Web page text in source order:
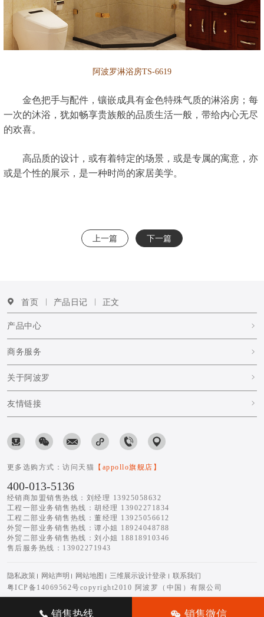
阿波罗淋浴房TS-6619
金色把手与配件，镶嵌成具有金色特殊气质的淋浴房；每
一次的沐浴，犹如畅享贵族般的品质生活一般，带给内心无尽
的欢喜。
高品质的设计，或有着特定的场景，或是专属的寓意，亦
或是个性的展示，是一种时尚的家居美学。
上一篇 下一篇
首页 产品日记 正文
产品中心
商务服务
关于阿波罗
友情链接
更多选购方式：访问天猫 【appollo旗舰店】
400-013-5136
经销商加盟销售热线：刘经理 13925058632
工程一部业务销售热线：胡经理 13902271834
工程二部业务销售热线：董经理 13925056612
外贸一部业务销售热线：谭小姐 18924048788
外贸二部业务销售热线：刘小姐 18818910346
售后服务热线：13902271943
隐私政策 网站声明 网站地图 三维展示设计登录
联系我们
粤ICP备14069562号copyright2010 阿波罗（中国）有限公司
销售热线 销售微信